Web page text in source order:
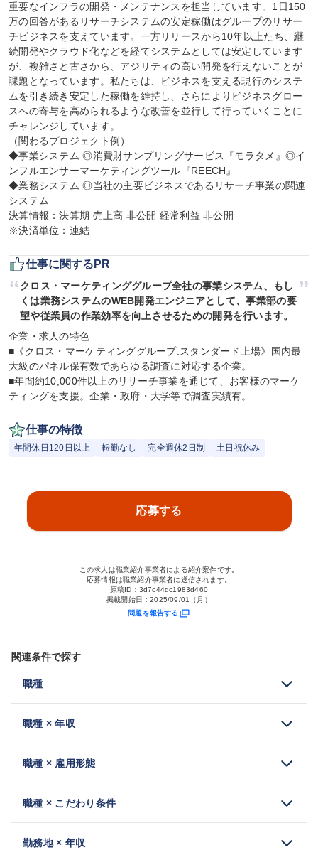
重要なインフラの開発・メンテナンスを担当しています。1日150
万の回答があるリサーチシステムの安定稼働はグループのリサー
チビジネスを支えています。一方リリースから10年以上たち、継
続開発やクラウド化などを経てシステムとしては安定しています
が、複雑さと古さから、アジリティの高い開発を行えないことが
課題となっています。私たちは、ビジネスを支える現行のシステ
ムを引き続き安定した稼働を維持し、さらによりビジネスグロー
スへの寄与を高められるような改善を並行して行っていくことに
チャレンジしています。
（関わるプロジェクト例）
◆事業システム ◎消費財サンプリングサービス『モラタメ』◎イ
ンフルエンサーマーケティングツール『REECH』
◆業務システム ◎当社の主要ビジネスであるリサーチ事業の関連
システム
決算情報：決算期 売上高 非公開 経常利益 非公開
※決済単位：連結
仕事に関するPR
クロス・マーケティンググループ全社の事業システム、もし
くは業務システムのWEB開発エンジニアとして、事業部の要
望や従業員の作業効率を向上させるための開発を行います。
企業・求人の特色
■《クロス・マーケティンググループ:スタンダード上場》国内最
大級のパネル保有数であらゆる調査に対応する企業。
■年間約10,000件以上のリサーチ事業を通じて、お客様のマーケ
ティングを支援。企業・政府・大学等で調査実績有。
仕事の特徴
年間休日120日以上 転勤なし 完全週休2日制 土日祝休み
応募する
この求人は職業紹介事業者による紹介案件です。
応募情報は職業紹介事業者に送信されます。
原稿ID： 3d7c44dc1983d460
掲載開始日：2025/09/01（月）
問題を報告する
関連条件で探す
職種
職種 × 年収
職種 × 雇用形態
職種 × こだわり条件
勤務地 × 年収